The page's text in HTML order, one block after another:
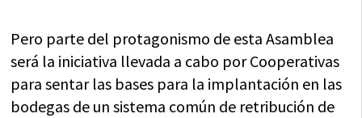
Pero parte del protagonismo de esta Asamblea
será la iniciativa llevada a cabo por Cooperativas
para sentar las bases para la implantación en las
bodegas de un sistema común de retribución de